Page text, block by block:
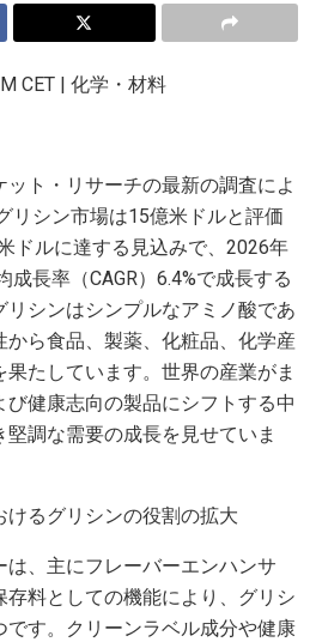
CET | 化学・材料
ト・リサーチの最新の調査によ
リシン市場は15億米ドルと評価
ドルに達する見込みで、2026年
長率（CAGR）6.4%で成長する
リシンはシンプルなアミノ酸であ
から食品、製薬、化粧品、化学産
たしています。世界の産業がま
健康志向の製品にシフトする中
調な需要の成長を見せていま
るグリシンの役割の拡大
、主にフレーバーエンハンサ
料としての機能により、グリシ
です。クリーンラベル成分や健康